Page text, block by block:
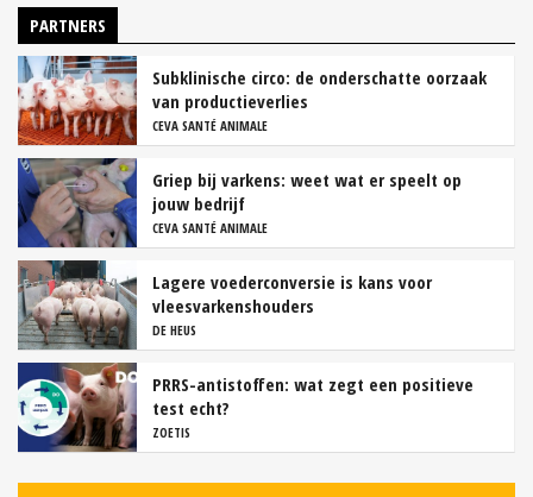
PARTNERS
Subklinische circo: de onderschatte oorzaak
van productieverlies
CEVA SANTÉ ANIMALE
Griep bij varkens: weet wat er speelt op
jouw bedrijf
CEVA SANTÉ ANIMALE
Lagere voederconversie is kans voor
vleesvarkenshouders
DE HEUS
PRRS-antistoffen: wat zegt een positieve
test echt?
ZOETIS